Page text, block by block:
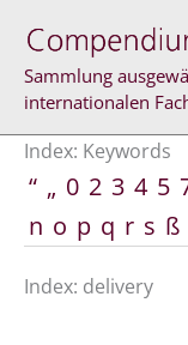
content
Sammlung
internationalen
Index: Keywords
“ „ 0 2 3 4 5
n o p q r s ß
Index: delivery